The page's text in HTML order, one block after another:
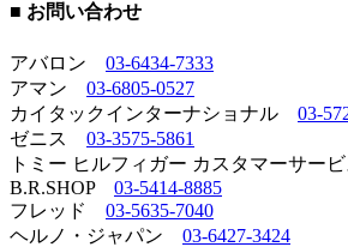
■ お問い合わせ
アバロン 03-6434-7333
アマン 03-6805-0527
カイタックインターナショナル 03-
ゼニス 03-3575-5861
トミー ヒルフィガー カスタマーサー
B.R.SHOP 03-5414-8885
フレッド 03-5635-7040
ヘルノ・ジャパン 03-6427-3424